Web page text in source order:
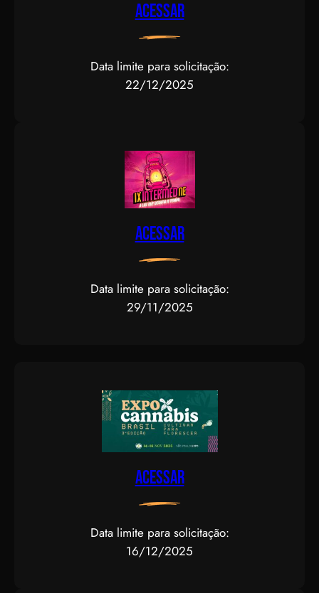
Acessar
Data limite para solicitação:
22/12/2025
Acessar
Data limite para solicitação:
29/11/2025
Acessar
Data limite para solicitação:
16/12/2025